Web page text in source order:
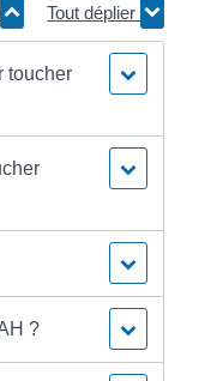
Tout déplier
toucher
?